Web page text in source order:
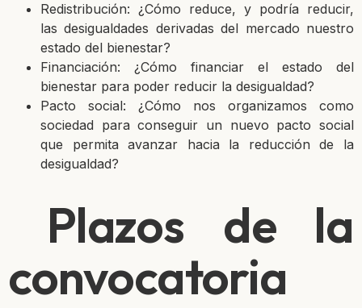
Redistribución: ¿Cómo reduce, y podría reducir,
las desigualdades derivadas del mercado nuestro
estado del bienestar?
Financiación: ¿Cómo financiar el estado del
bienestar para poder reducir la desigualdad?
Pacto social: ¿Cómo nos organizamos como
sociedad para conseguir un nuevo pacto social
que permita avanzar hacia la reducción de la
desigualdad?
Plazos de la
convocatoria